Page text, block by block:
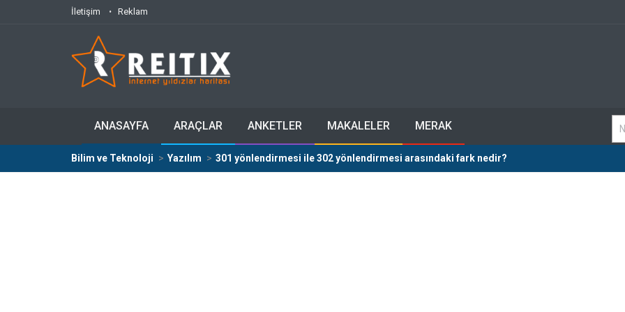
İletişim Reklam
ANASAYFA ARAÇLAR ANKETLER MAKALELER MERAK
Bilim ve Teknoloji Yazılım 301 yönlendirmesi ile 302 yönlendirmesi arasındaki fark nedir?